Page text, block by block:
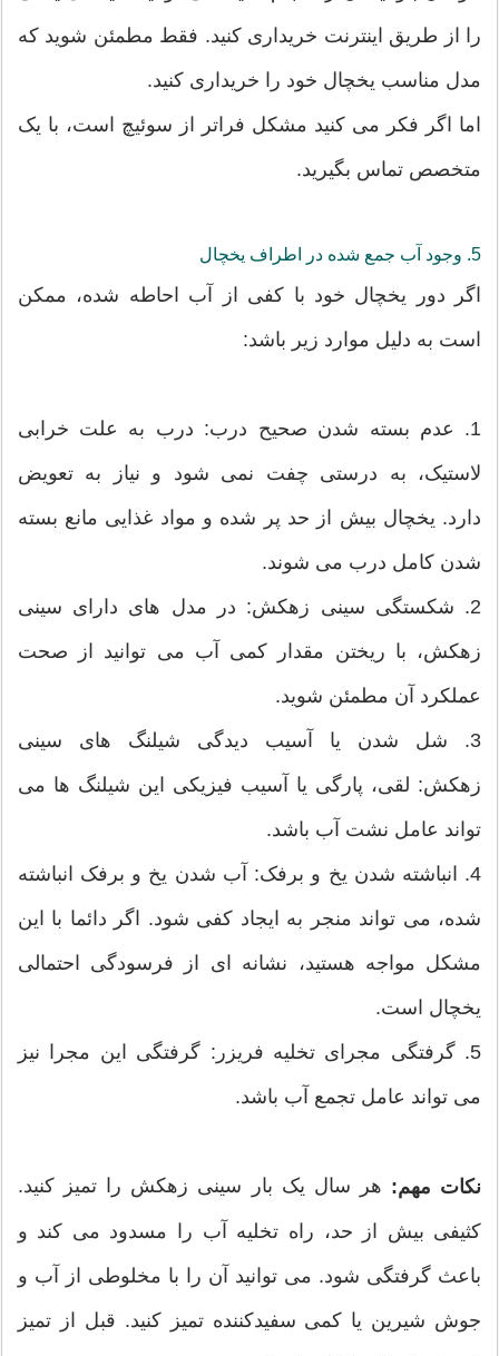
را از طریق اینترنت خریداری کنید. فقط مطمئن شوید که
مدل مناسب یخچال خود را خریداری کنید.
اما اگر فکر می کنید مشکل فراتر از سوئیچ است، با یک
متخصص تماس بگیرید.
5. وجود آب جمع شده در اطراف یخچال
اگر دور یخچال خود با کفی از آب احاطه شده، ممکن
است به دلیل موارد زیر باشد:
1. عدم بسته شدن صحیح درب: درب به علت خرابی
لاستیک، به درستی چفت نمی شود و نیاز به تعویض
دارد. یخچال بیش از حد پر شده و مواد غذایی مانع بسته
شدن کامل درب می شوند.
2. شکستگی سینی زهکش: در مدل های دارای سینی
زهکش، با ریختن مقدار کمی آب می توانید از صحت
عملکرد آن مطمئن شوید.
3. شل شدن یا آسیب دیدگی شیلنگ های سینی
زهکش: لقی، پارگی یا آسیب فیزیکی این شیلنگ ها می
تواند عامل نشت آب باشد.
4. انباشته شدن یخ و برفک: آب شدن یخ و برفک انباشته
شده، می تواند منجر به ایجاد کفی شود. اگر دائما با این
مشکل مواجه هستید، نشانه ای از فرسودگی احتمالی
یخچال است.
5. گرفتگی مجرای تخلیه فریزر: گرفتگی این مجرا نیز
می تواند عامل تجمع آب باشد.
نکات مهم: هر سال یک بار سینی زهکش را تمیز کنید.
کثیفی بیش از حد، راه تخلیه آب را مسدود می کند و
باعث گرفتگی شود. می توانید آن را با مخلوطی از آب و
جوش شیرین یا کمی سفیدکننده تمیز کنید. قبل از تمیز